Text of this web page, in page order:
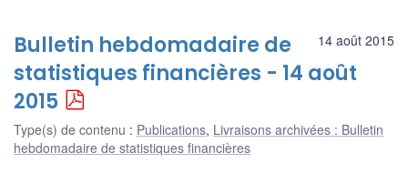
14 août 2015
Bulletin hebdomadaire de
statistiques financières - 14 août
2015
Type(s) de contenu : Publications, Livraisons archivées : Bulletin
hebdomadaire de statistiques financières